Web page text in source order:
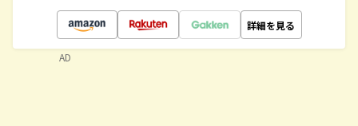
詳細を見る
AD